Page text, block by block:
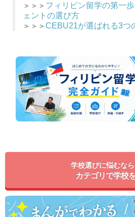
＞＞＞ フィリピン留学の第一
ェントの選び方
＞＞＞ CEBU21が選ばれる3つ
学校選びに悩むな
カテゴリで学校